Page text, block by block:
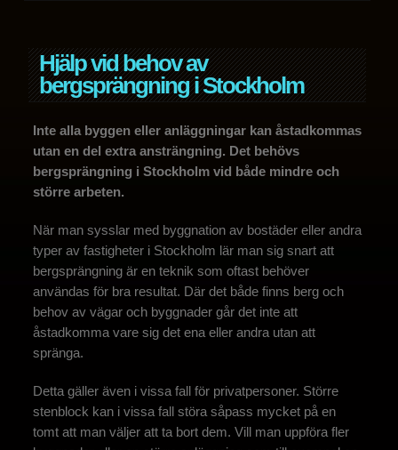
Hjälp vid behov av
bergsprängning i Stockholm
Inte alla byggen eller anläggningar kan åstadkommas
utan en del extra ansträngning. Det behövs
bergsprängning i Stockholm vid både mindre och
större arbeten.
När man sysslar med byggnation av bostäder eller andra
typer av fastigheter i Stockholm lär man sig snart att
bergsprängning är en teknik som oftast behöver
användas för bra resultat. Där det både finns berg och
behov av vägar och byggnader går det inte att
åstadkomma vare sig det ena eller andra utan att
spränga.
Detta gäller även i vissa fall för privatpersoner. Större
stenblock kan i vissa fall störa såpass mycket på en
tomt att man väljer att ta bort dem. Vill man uppföra fler